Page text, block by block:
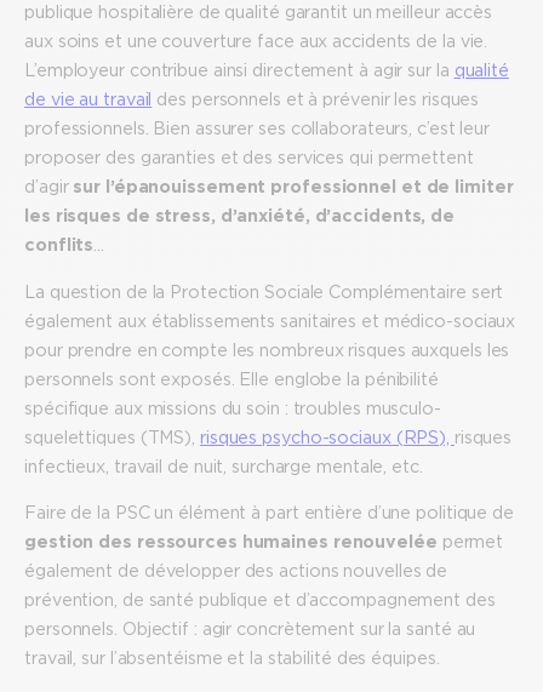
publique hospitalière de qualité garantit un meilleur accès
aux soins et une couverture face aux accidents de la vie.
L’employeur contribue ainsi directement à agir sur la qualité
de vie au travail des personnels et à prévenir les risques
professionnels. Bien assurer ses collaborateurs, c’est leur
proposer des garanties et des services qui permettent
d’agir sur l’épanouissement professionnel et de limiter
les risques de stress, d’anxiété, d’accidents, de
conflits…
La question de la Protection Sociale Complémentaire sert
également aux établissements sanitaires et médico-sociaux
pour prendre en compte les nombreux risques auxquels les
personnels sont exposés. Elle englobe la pénibilité
spécifique aux missions du soin : troubles musculo-
squelettiques (TMS), risques psycho-sociaux (RPS), risques
infectieux, travail de nuit, surcharge mentale, etc.
Faire de la PSC un élément à part entière d’une politique de
gestion des ressources humaines renouvelée permet
également de développer des actions nouvelles de
prévention, de santé publique et d’accompagnement des
personnels. Objectif : agir concrètement sur la santé au
travail, sur l’absentéisme et la stabilité des équipes.